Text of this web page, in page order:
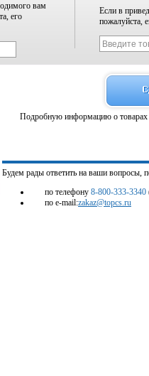
вам
его
Если в
пожалуйста,
Подробную информацию о товарах
Будем рады ответить на ваши вопросы,
по телефону 8-800-333-3340
по e-mail:zakaz@topcs.ru